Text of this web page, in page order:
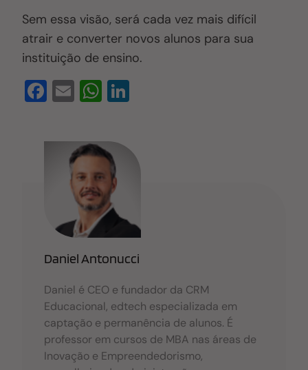
Sem essa visão, será cada vez mais difícil
atrair e converter novos alunos para sua
instituição de ensino.
F
c
o
E
ail
W
at
s
A
p
p
e
Daniel Antonucci
Daniel é CEO e fundador da CRM
Educacional, edtech especializada em
captação e permanência de alunos. É
professor em cursos de MBA nas áreas de
Inovação e Empreendedorismo,